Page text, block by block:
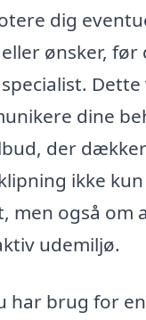
dig
ønsker, før
dine
der
ikke
men også om
udemiljø.
har brug for